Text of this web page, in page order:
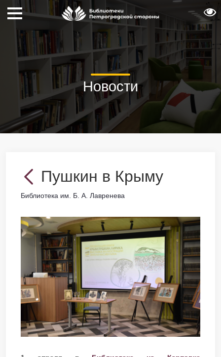
Новости
Пушкин в Крыму
Библиотека им. Б. А. Лавренева